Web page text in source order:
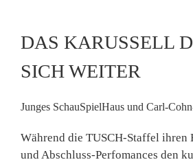
DAS KARUSSELL
SICH WEITER
Junges SchauSpielHaus und Carl-
Während die TUSCH-Staffel ihren
und Abschluss-Perfomances den